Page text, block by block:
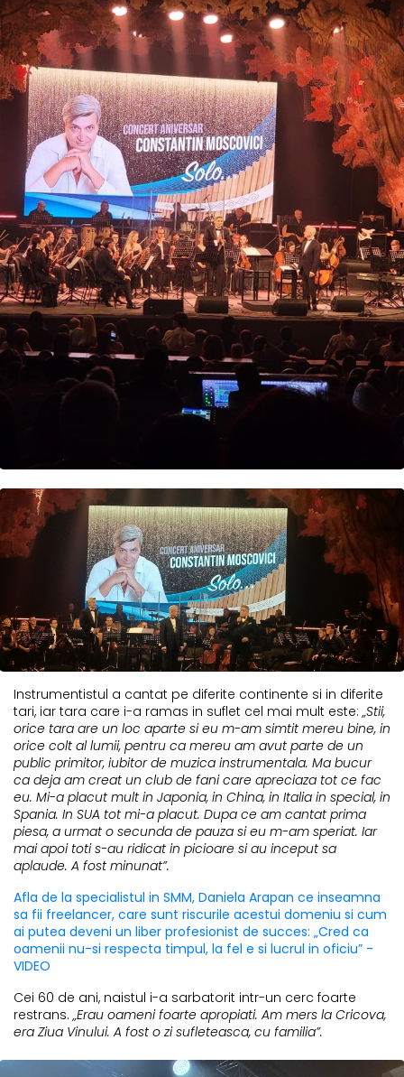
Instrumentistul a cantat pe diferite continente si in diferite
tari, iar tara care i-a ramas in suflet cel mai mult este: „Stii,
orice tara are un loc aparte si eu m-am simtit mereu bine, in
orice colt al lumii, pentru ca mereu am avut parte de un
public primitor, iubitor de muzica instrumentala. Ma bucur
ca deja am creat un club de fani care apreciaza tot ce fac
eu. Mi-a placut mult in Japonia, in China, in Italia in special, in
Spania. In SUA tot mi-a placut. Dupa ce am cantat prima
piesa, a urmat o secunda de pauza si eu m-am speriat. Iar
mai apoi toti s-au ridicat in picioare si au inceput sa
aplaude. A fost minunat”.
Afla de la specialistul in SMM, Daniela Arapan ce inseamna
sa fii freelancer, care sunt riscurile acestui domeniu si cum
ai putea deveni un liber profesionist de succes: „Cred ca
oamenii nu-si respecta timpul, la fel e si lucrul in oficiu” -
VIDEO
Cei 60 de ani, naistul i-a sarbatorit intr-un cerc foarte
restrans. „Erau oameni foarte apropiati. Am mers la Cricova,
era Ziua Vinului. A fost o zi sufleteasca, cu familia”.